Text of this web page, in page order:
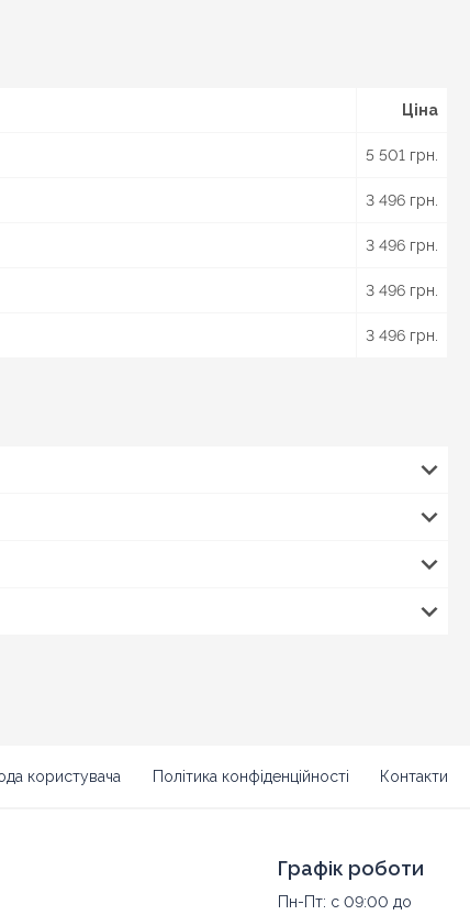
Ціна
5 501 грн.
3 496 грн.
3 496 грн.
3 496 грн.
3 496 грн.
користувача Політика конфіденційності Контакти
Графік роботи
Пн-Пт: с 09:00 до